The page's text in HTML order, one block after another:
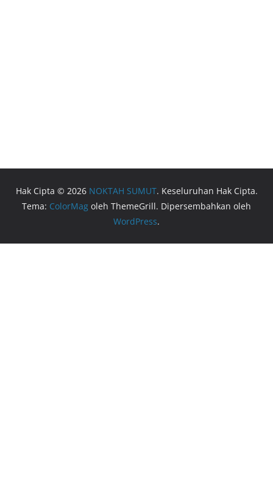
Hak Cipta © 2026 NOKTAH SUMUT. Keseluruhan Hak Cipta.
Tema: ColorMag oleh ThemeGrill. Dipersembahkan oleh
WordPress.